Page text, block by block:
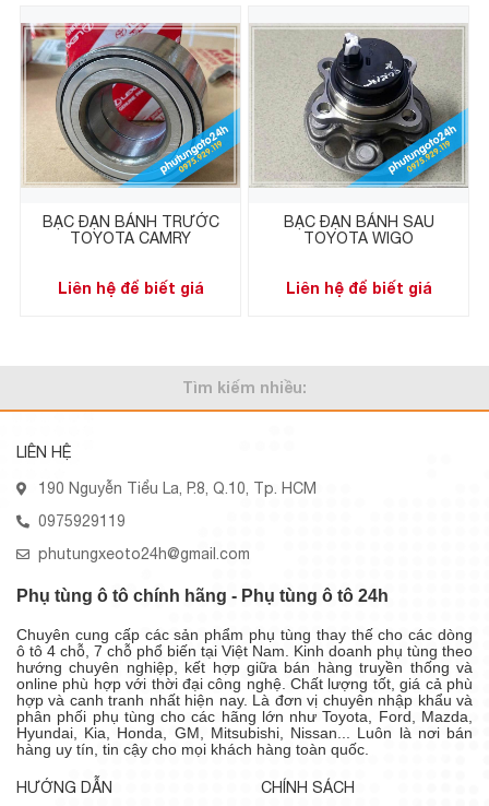
BẠC ĐẠN BÁNH TRƯỚC
TOYOTA CAMRY
Liên hệ để biết giá
BẠC ĐẠN BÁNH SAU
TOYOTA WIGO
Liên hệ để biết giá
Tìm kiếm nhiều:
LIÊN HỆ
190 Nguyễn Tiểu La, P.8, Q.10, Tp. HCM
0975929119
phutungxeoto24h@gmail.com
Phụ tùng ô tô chính hãng - Phụ tùng ô tô 24h
Chuyên cung cấp các sản phẩm phụ tùng thay thế cho các dòng
ô tô 4 chỗ, 7 chỗ phổ biến tại Việt Nam. Kinh doanh phụ tùng theo
hướng chuyên nghiệp, kết hợp giữa bán hàng truyền thống và
online phù hợp với thời đại công nghệ. Chất lượng tốt, giá cả phù
hợp và canh tranh nhất hiện nay. Là đơn vị chuyên nhập khẩu và
phân phối phụ tùng cho các hãng lớn như Toyota, Ford, Mazda,
Hyundai, Kia, Honda, GM, Mitsubishi, Nissan... Luôn là nơi bán
hàng uy tín, tin cậy cho mọi khách hàng toàn quốc.
HƯỚNG DẪN CHÍNH SÁCH